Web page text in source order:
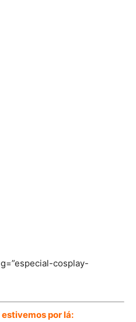
cosplay-
por lá: